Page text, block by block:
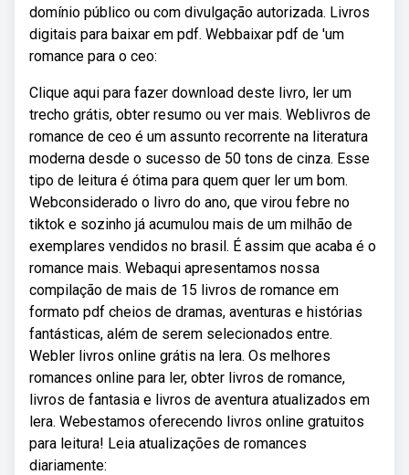
domínio público ou com divulgação autorizada. Livros
digitais para baixar em pdf. Webbaixar pdf de 'um
romance para o ceo:
Clique aqui para fazer download deste livro, ler um
trecho grátis, obter resumo ou ver mais. Weblivros de
romance de ceo é um assunto recorrente na literatura
moderna desde o sucesso de 50 tons de cinza. Esse
tipo de leitura é ótima para quem quer ler um bom.
Webconsiderado o livro do ano, que virou febre no
tiktok e sozinho já acumulou mais de um milhão de
exemplares vendidos no brasil. É assim que acaba é o
romance mais. Webaqui apresentamos nossa
compilação de mais de 15 livros de romance em
formato pdf cheios de dramas, aventuras e histórias
fantásticas, além de serem selecionados entre.
Webler livros online grátis na lera. Os melhores
romances online para ler, obter livros de romance,
livros de fantasia e livros de aventura atualizados em
lera. Webestamos oferecendo livros online gratuitos
para leitura! Leia atualizações de romances
diariamente: